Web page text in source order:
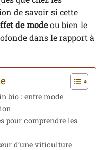
de savoir si cette
de modeou bien le
dans le rapport à
bio : entre mode
pour comprendre les
d’une viticulture